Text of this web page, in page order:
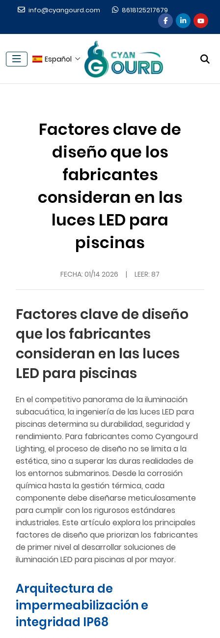
info@cyangourd.com 8618125217679
Español
Factores clave de
diseño que los
fabricantes
consideran en las
luces LED para
piscinas
FECHA: 01/14 2026 | LEER: 87
Factores clave de diseño
que los fabricantes
consideran en las luces
LED para piscinas
En el competitivo panorama de la iluminación
subacuática, la ingeniería de las luces LED para
piscinas determina su durabilidad, seguridad y
rendimiento. Para fabricantes como Cyangourd
Lighting, el proceso de diseño no se limita a la
estética, sino a superar las duras realidades de
los entornos submarinos. Desde la corrosión
química hasta la gestión térmica, cada
componente debe diseñarse meticulosamente
para cumplir con los rigurosos estándares
industriales. Este artículo explora los principales
factores de diseño que priorizan los fabricantes
de primer nivel al desarrollar soluciones de
iluminación LED para piscinas al por mayor.
Arquitectura de
impermeabilización e
integridad IP68